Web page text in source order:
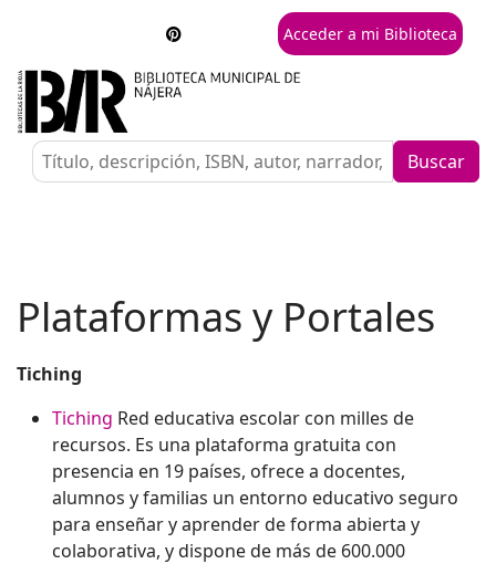
Acceder a mi Biblioteca
Buscar
Plataformas y Portales
Tiching
Tiching Red educativa escolar con milles de
recursos. Es una plataforma gratuita con
presencia en 19 países, ofrece a docentes,
alumnos y familias un entorno educativo seguro
para enseñar y aprender de forma abierta y
colaborativa, y dispone de más de 600.000